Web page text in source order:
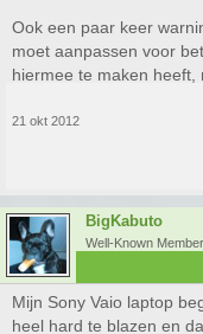
Ook een paar keer
moet aanpassen voor
hiermee te maken heeft,
21 okt 2012
BigKabuto
Well-Known Member
Mijn Sony Vaio laptop
heel hard te blazen en